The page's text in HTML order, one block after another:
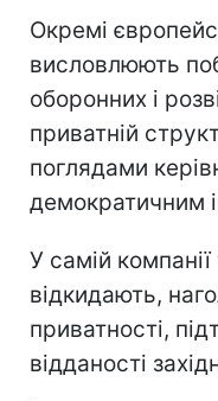
Окремі
висловлюють
оборонних і
приватній
поглядами
демократичним
У самій
відкидають,
приватності,
відданості